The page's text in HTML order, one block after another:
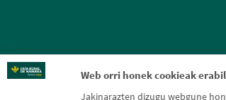
Web orri honek cookieak
Jakinarazten dizugu webgune